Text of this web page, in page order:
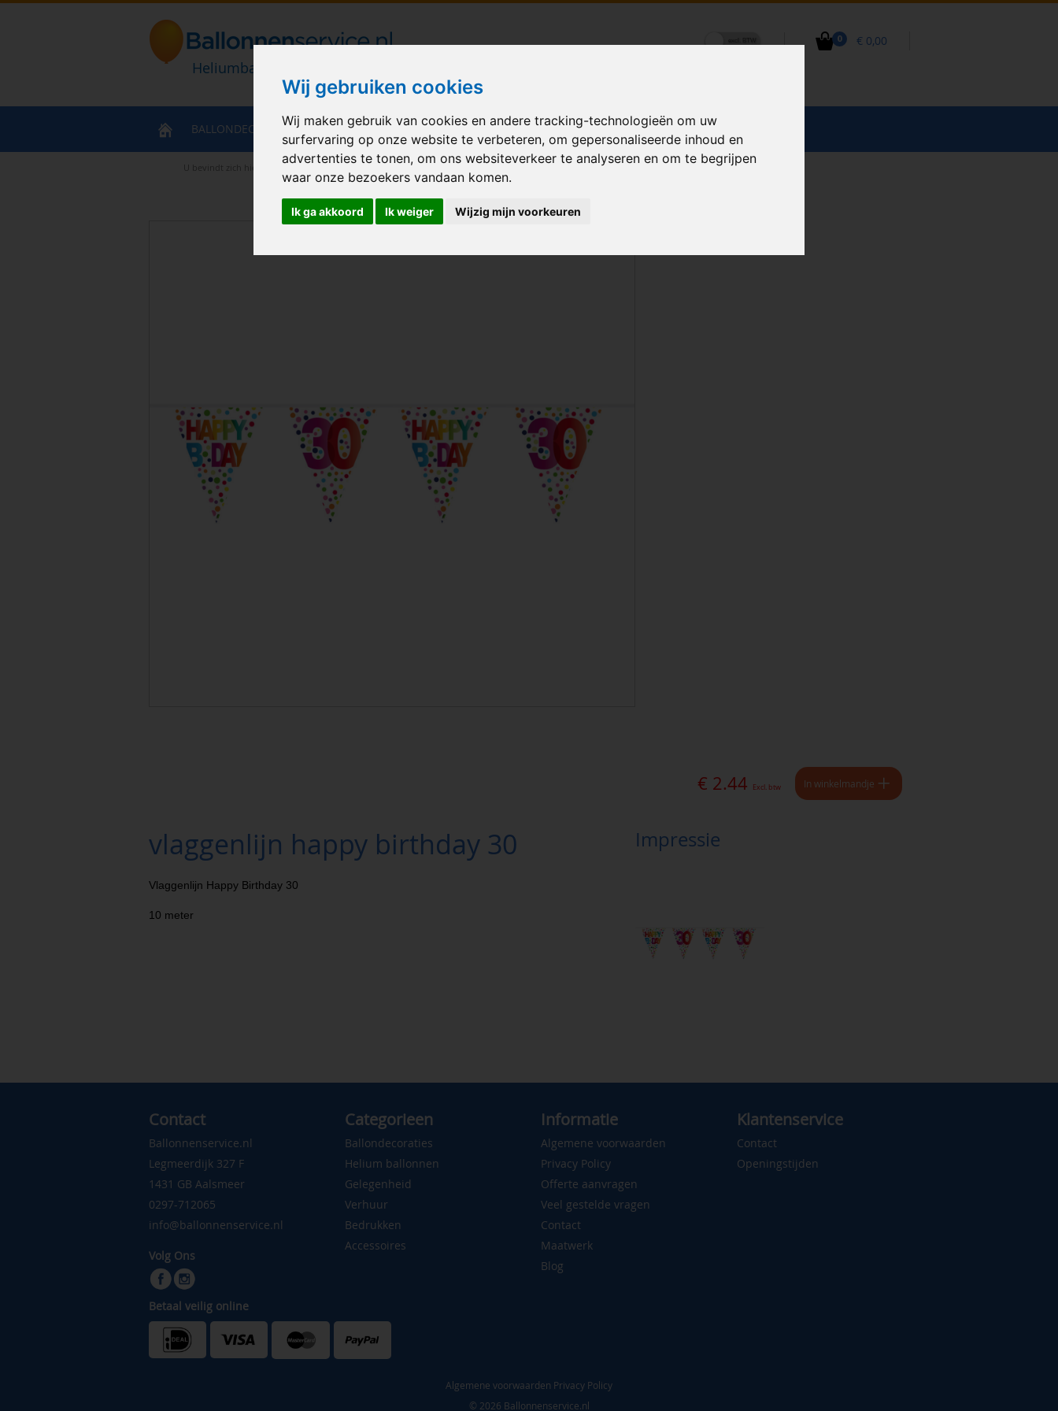
Wij gebruiken cookies
Wij maken gebruik van cookies en andere tracking-technologieën om uw
surfervaring op onze website te verbeteren, om gepersonaliseerde inhoud en
advertenties te tonen, om ons websiteverkeer te analyseren en om te begrijpen
waar onze bezoekers vandaan komen.
Ik ga akkoord Ik weiger Wijzig mijn voorkeuren
0 € 0,00
Heliumballonnen en ballondecoraties bezorgd in heel Nederland
U bevindt zich hier Home vlaggenlijn happy birthday 30
BALLONDECORATIES HELIUM BALLONNEN GELEGENHEID VERHUUR BEDRUKKEN ACCESSOIRES
€ 2.44 Excl. btw In winkelmandje
vlaggenlijn happy birthday 30
Vlaggenlijn Happy Birthday 30
10 meter
Impressie
Contact
Ballonnenservice.nl
Legmeerdijk 327 F
1431 GB Aalsmeer
0297-712065
info@ballonnenservice.nl
Volg Ons
Categorieen
Ballondecoraties
Helium ballonnen
Gelegenheid
Verhuur
Bedrukken
Accessoires
Informatie
Algemene voorwaarden
Privacy Policy
Offerte aanvragen
Veel gestelde vragen
Contact
Maatwerk
Blog
Klantenservice
Contact
Openingstijden
Betaal veilig online
Algemene voorwaarden Privacy Policy
© 2026 Ballonnenservice.nl